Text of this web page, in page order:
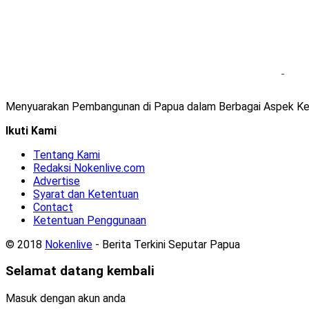
Menyuarakan Pembangunan di Papua dalam Berbagai Aspek
Ikuti Kami
Tentang Kami
Redaksi Nokenlive.com
Advertise
Syarat dan Ketentuan
Contact
Ketentuan Penggunaan
© 2018 Nokenlive - Berita Terkini Seputar Papua
Selamat datang kembali
Masuk dengan akun anda